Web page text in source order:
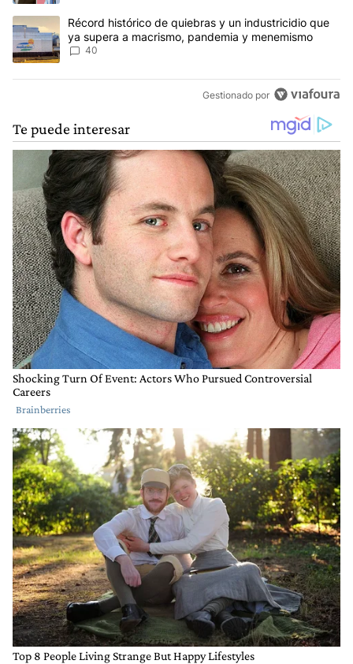
Un artículo de tendencia con el título "Récord histórico de
Récord histórico de quiebras y un industricidio que
ya supera a macrismo, pandemia y menemismo
40
Gestionado por